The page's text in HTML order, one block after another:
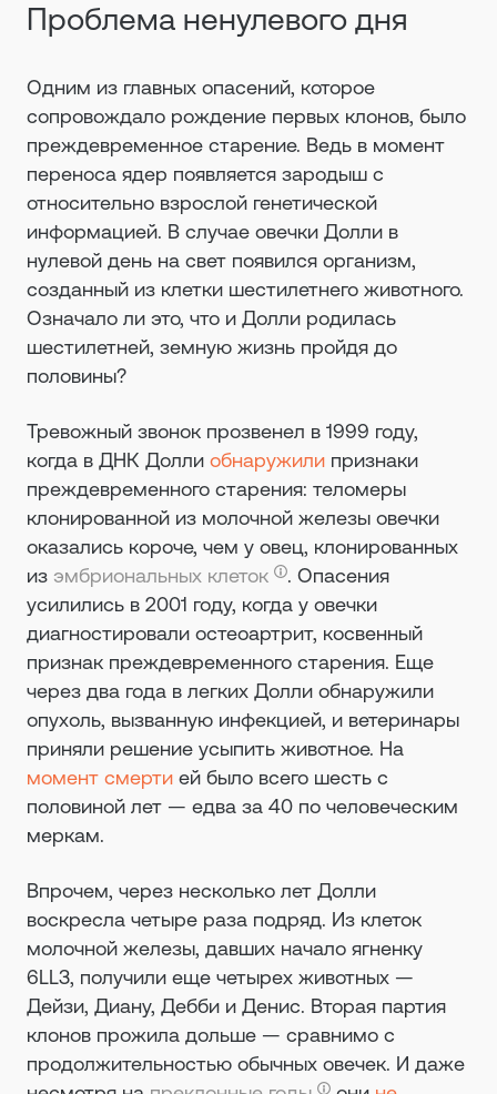
Проблема ненулевого дня
Одним из главных опасений, которое
сопровождало рождение первых клонов, было
преждевременное старение. Ведь в момент
переноса ядер появляется зародыш с
относительно взрослой генетической
информацией. В случае овечки Долли в
нулевой день на свет появился организм,
созданный из клетки шестилетнего животного.
Означало ли это, что и Долли родилась
шестилетней, земную жизнь пройдя до
половины?
Тревожный звонок прозвенел в 1999 году,
когда в ДНК Долли обнаружили признаки
преждевременного старения: теломеры
клонированной из молочной железы овечки
оказались короче, чем у овец, клонированных
из эмбриональных клеток
. Опасения
усилились в 2001 году, когда у овечки
диагностировали остеоартрит, косвенный
признак преждевременного старения. Еще
через два года в легких Долли обнаружили
опухоль, вызванную инфекцией, и ветеринары
приняли решение усыпить животное. На
момент смерти ей было всего шесть с
половиной лет — едва за 40 по человеческим
меркам.
Впрочем, через несколько лет Долли
воскресла четыре раза подряд. Из клеток
молочной железы, давших начало ягненку
6LL3, получили еще четырех животных —
Дейзи, Диану, Дебби и Денис. Вторая партия
клонов прожила дольше — сравнимо с
продолжительностью обычных овечек. И даже